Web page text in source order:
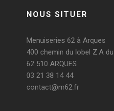
NOUS SITUER
Menuiseries 62 à Arques
400 chemin du lobel Z.A
62 510 ARQUES
03 21 38 14 44
contact@m62.fr